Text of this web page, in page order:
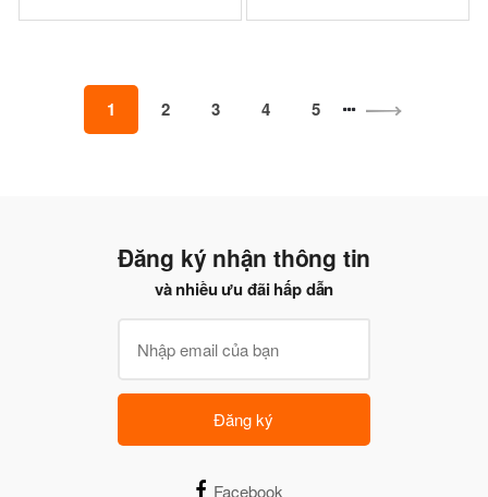
1 2 3 4 5
Đăng ký nhận thông tin
và nhiều ưu đãi hấp dẫn
Đăng ký
Facebook